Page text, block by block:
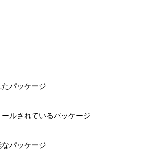
パッケージ
ールされているパッケージ
パッケージ